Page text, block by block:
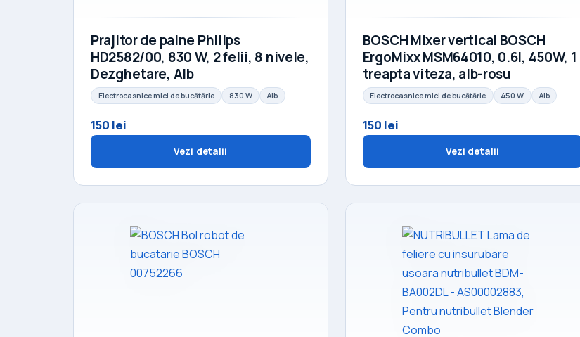
Prajitor de paine Philips
HD2582/00, 830 W, 2 felii, 8 nivele,
Dezghetare, Alb
Electrocasnice mici de bucătărie 830 W Alb
150 lei
Vezi detalii
BOSCH Mixer vertical BOSCH
ErgoMixx MSM64010, 0.6l, 450W, 1
treapta viteza, alb-rosu
Electrocasnice mici de bucătărie 450 W Alb
150 lei
Vezi detalii